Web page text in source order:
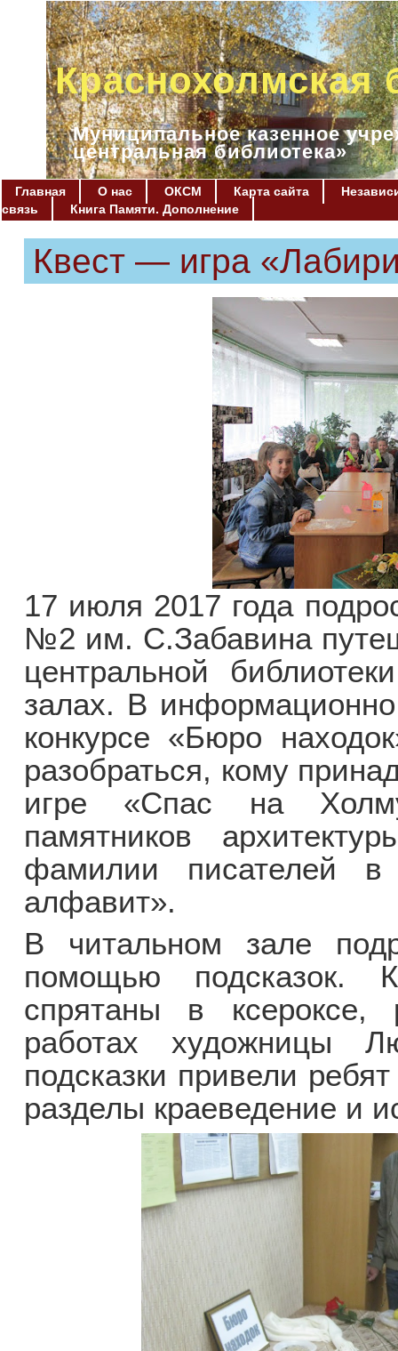
Краснохолмская
Муниципальное казенное
центральная библиотека»
Главная О нас ОКСМ Карта сайта
связь
Книга Памяти. Дополнение
Квест — игра
17 июля 2017 года
№2 им. С.Забавина
центральной
залах. В
конкурсе «Бюро
разобраться, кому
игре «Спас на
памятников
фамилии писателей в
алфавит».
В читальном зале
помощью подсказок.
спрятаны в ксероксе,
работах художницы
подсказки привели
разделы краеведение и